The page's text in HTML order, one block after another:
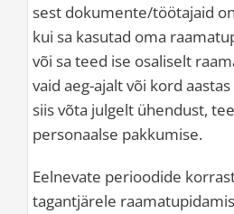
sest dokumente/töötajaid
kui sa kasutad oma
või sa teed ise osaliselt
vaid aeg-ajalt või kord
siis võta julgelt ühendust,
personaalse pakkumise.
Eelnevate perioodide
tagantjärele